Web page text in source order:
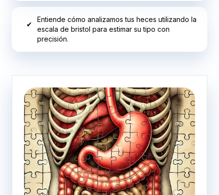
✔
Entiende cómo analizamos tus heces utilizando la
escala de bristol para estimar su tipo con
precisión.